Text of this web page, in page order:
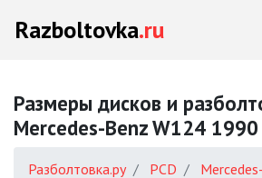
Razboltovka.ru
Размеры дисков и
Mercedes-Benz W124 1990
Разболтовка.ру PCD